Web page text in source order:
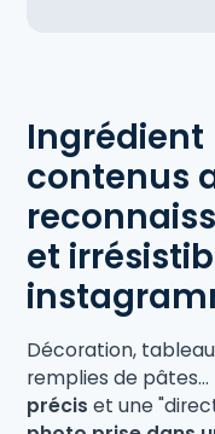
Ingrédient
contenus
et
Décoration,
remplies de
précis et une